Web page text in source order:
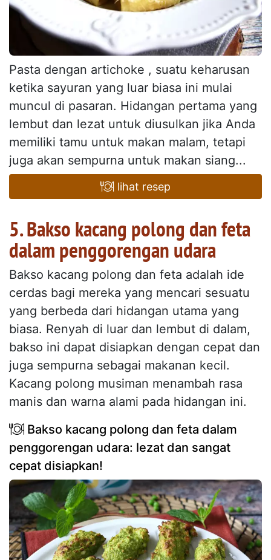
Pasta dengan artichoke , suatu keharusan
ketika sayuran yang luar biasa ini mulai
muncul di pasaran. Hidangan pertama yang
lembut dan lezat untuk diusulkan jika Anda
memiliki tamu untuk makan malam, tetapi
juga akan sempurna untuk makan siang...
lihat resep
5. Bakso kacang polong dan feta
dalam penggorengan udara
Bakso kacang polong dan feta adalah ide
cerdas bagi mereka yang mencari sesuatu
yang berbeda dari hidangan utama yang
biasa. Renyah di luar dan lembut di dalam,
bakso ini dapat disiapkan dengan cepat dan
juga sempurna sebagai makanan kecil.
Kacang polong musiman menambah rasa
manis dan warna alami pada hidangan ini.
Bakso kacang polong dan feta dalam
penggorengan udara: lezat dan sangat
cepat disiapkan!